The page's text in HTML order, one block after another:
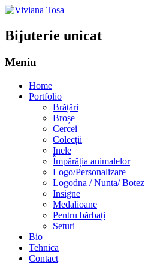
Bijuterie unicat
Meniu
Home
Portfolio
Brățări
Broșe
Cercei
Colecții
Inele
Împărăția animalelor
Logo/Personalizare
Logodna / Nunta/ Botez
Insigne
Medalioane
Pentru bărbați
Seturi
Bio
Tehnica
Contact